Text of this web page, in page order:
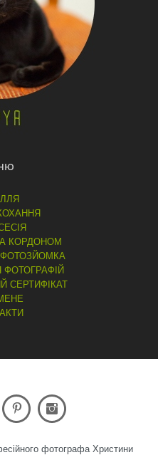
КОРДОНОМ
СЕРТИФІКАТ
фотографа Христини